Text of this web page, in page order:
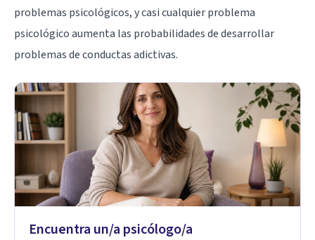
problemas psicológicos, y casi cualquier problema
psicológico aumenta las probabilidades de desarrollar
problemas de conductas adictivas.
Encuentra un/a psicólogo/a